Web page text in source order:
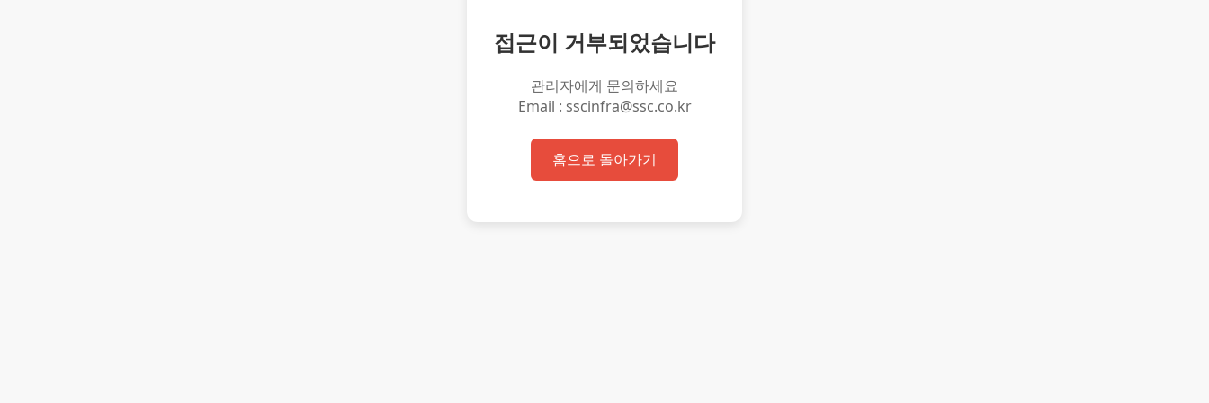
접근이 거부되었습니다
관리자에게 문의하세요
Email : sscinfra@ssc.co.kr
홈으로 돌아가기